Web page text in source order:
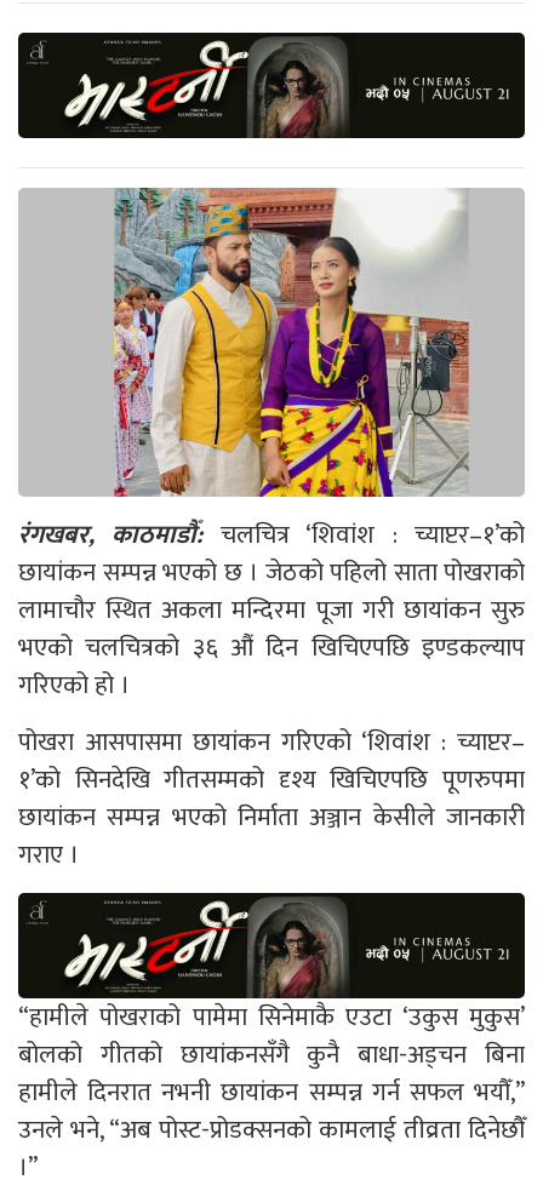
रंगखबर, काठमाडौँ: चलचित्र ‘शिवांश : च्याप्टर–१’को
छायांकन सम्पन्न भएको छ । जेठको पहिलो साता पोखराको
लामाचौर स्थित अकला मन्दिरमा पूजा गरी छायांकन सुरु
भएको चलचित्रको ३६ औं दिन खिचिएपछि इण्डकल्याप
गरिएको हो ।
पोखरा आसपासमा छायांकन गरिएको ‘शिवांश : च्याप्टर–
१’को सिनदेखि गीतसम्मको दृश्य खिचिएपछि पूणरुपमा
छायांकन सम्पन्न भएको निर्माता अञ्जान केसीले जानकारी
गराए ।
“हामीले पोखराको पामेमा सिनेमाकै एउटा ‘उकुस मुकुस’
बोलको गीतको छायांकनसँगै कुनै बाधा-अड्चन बिना
हामीले दिनरात नभनी छायांकन सम्पन्न गर्न सफल भयौँ,”
उनले भने, “अब पोस्ट-प्रोडक्सनको कामलाई तीव्रता दिनेछौँ
।”